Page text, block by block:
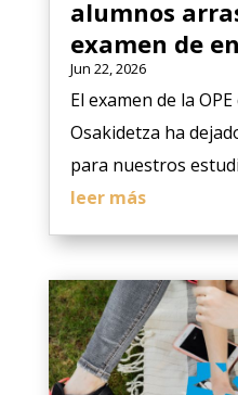
alumnos
examen de
Jun 22, 2026
El examen de la
Osakidetza ha
para nuestros
leer más